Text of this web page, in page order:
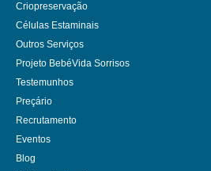
Criopreservação
Células Estaminais
Outros Serviços
Projeto BebéVida Sorrisos
Testemunhos
Preçário
Recrutamento
Eventos
Blog